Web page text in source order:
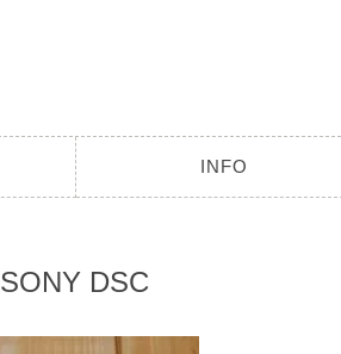
INFO
SONY DSC